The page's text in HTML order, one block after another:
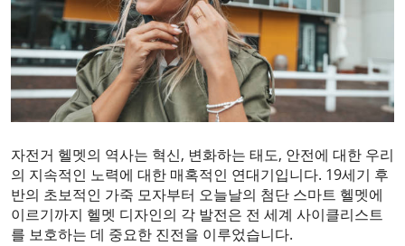
자전거 헬멧의 역사는 혁신, 변화하는 태도, 안전에 대한 우리
의 지속적인 노력에 대한 매혹적인 연대기입니다. 19세기 후
반의 초보적인 가죽 모자부터 오늘날의 첨단 스마트 헬멧에
이르기까지 헬멧 디자인의 각 발전은 전 세계 사이클리스트
를 보호하는 데 중요한 진전을 이루었습니다.